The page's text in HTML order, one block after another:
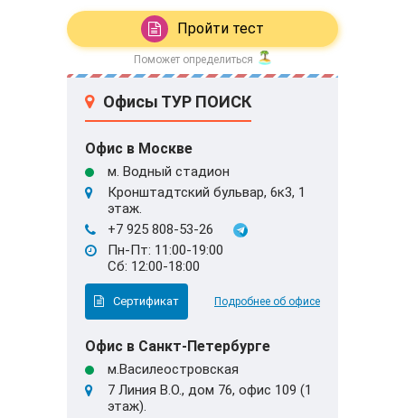
Пройти тест
Поможет определиться
Офисы ТУР ПОИСК
Офис в Москве
м. Водный стадион
Кронштадтский бульвар, 6к3, 1
этаж.
+7 925 808-53-26
Пн-Пт: 11:00-19:00
Сб: 12:00-18:00
Сертификат Подробнее об офисе
Офис в Санкт-Петербурге
м.Василеостровская
7 Линия В.О., дом 76, офис 109 (1
этаж).